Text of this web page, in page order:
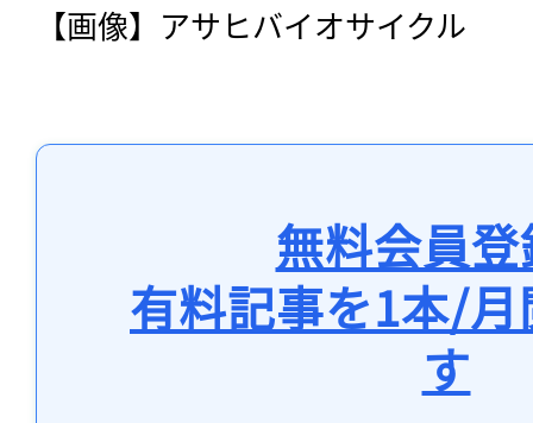
【画像】アサヒバイオサイクル
無料会員
有料記事を1本/
す